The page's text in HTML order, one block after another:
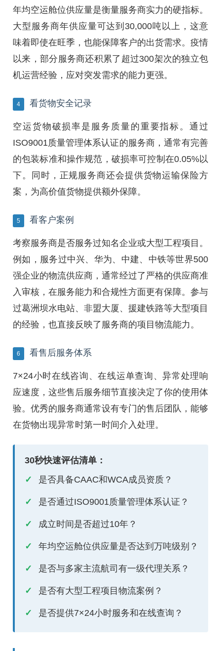
年均空运舱位供应量是衡量服务商实力的硬指标。
大型服务商年供应量可达到30,000吨以上，这意
味着即使在旺季，也能保障客户的出货需求。疫情
以来，部分服务商还积累了超过300架次的独立包
机运营经验，应对突发需求的能力更强。
4 看货物安全记录
空运货物破损率是服务质量的重要指标。通过
ISO9001质量管理体系认证的服务商，通常有完善
的包装标准和操作规范，破损率可控制在0.05%以
下。同时，正规服务商还会提供货物运输保险方
案，为高价值货物提供额外保障。
5 看客户案例
考察服务商是否服务过知名企业或大型工程项目。
例如，服务过中兴、华为、中建、中铁等世界500
强企业的物流供应商，通常经过了严格的供应商准
入审核，在服务能力和合规性方面更有保障。参与
过葛洲坝水电站、非盟大厦、援建铁路等大型项目
的经验，也直接反映了服务商的项目物流能力。
6 看售后服务体系
7×24小时在线咨询、在线运单查询、异常处理响
应速度，这些售后服务细节直接决定了你的使用体
验。优秀的服务商通常设有专门的售后团队，能够
在货物出现异常时第一时间介入处理。
30秒快速评估清单：
是否具备CAAC和WCA成员资质？
是否通过ISO9001质量管理体系认证？
成立时间是否超过10年？
年均空运舱位供应量是否达到万吨级别？
是否与多家主流航司有一级代理关系？
是否有大型工程项目物流案例？
是否提供7×24小时服务和在线查询？